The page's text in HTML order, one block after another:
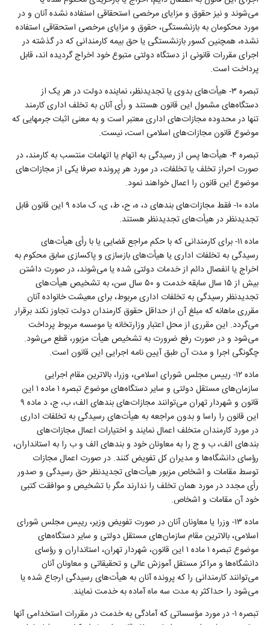
می‌شوند و نیز حقوق و مزایای مرخصی استحقاقی استفاده نشده آنان و در
مورد محکومان به بازنشستگی، حقوق و مزایای مرخصی استحقاقی استفاده
نشده، همچنین کسور بازنشستگی یا حق بیمه کارمندانی که در گذشته در
اجرای مقررات قانونی از دستگاه دولتی متبوع خود اخراج گردیده اند، قابل
پرداخت است.
تبصره ۳- هیأت‌های بدوی یا ‌‌تجدیدنظر، نماینده دولت در هر یک از
دستگاه‌های مشمول این قانون هستند و‌ رأی آنان به تخلف اداری کارمند
تنها در محدوده ‌مجازات‌های اداری معتبر است و به معنی اثبات جرمهایی که
موضوع قانون ‌مجازات‌های اسلامی است، نیست.
تبصره ۴- هیأت‌ها پس از رسیدگی به اتهام یا اتهامات منتسب به کارمند، در
صورت احراز تخلف یا تخلفات، در مورد هر پرونده صرفا یکی از ‌مجازات‌های
موضوع این قانون را اعمال خواهند نمود.
ماده ۱۰- فقط ‌مجازات‌های بندهای د، ه، ح، ط، ی، ک ماده ۹ این قانون قابل
‌‌تجدیدنظر در هیأت‌های تجدیدنظر هستند.
ماده ۱۱- برای کارمندانی که با حکم مراجع قضایی یا با‌ رأی هیأت‌های
رسیدگی به تخلفات اداری یا هیأت‌های بازسازی و پاکسازی سابق محکوم به
اخراج یا انفصال دائم از خدمات دولتی شده یا می‌شوند، در صورت داشتن
بیش از ۱۵ سال سابقه خدمت و ۵۰ سال سن، به تشخیص هیأت‌های
‌‌تجدیدنظر رسیدگی به تخلفات اداری مربوط، برای معیشت خانواده آنان
مقرری ماهانه که مبلغ آن از حداقل حقوق کارمندان دولت تجاوز نکند برقرار
می‌گردد. این مقرری از محل اعتبار وزارتخانه یا موسسه مربوط پرداخت
می‌شود و در صورت رفع ضرورت به تشخیص هیأت مزبور، قطع می‌شود.
چگونگی اجرا و مدت آن طبق آیین نامه اجرایی این قانون است.
ماده ۱۲- رییس مجلس شورای اسلامی، وزرا، بالاترین مقام اجرایی
‌‌سازمان‌های مستقل دولتی و سایر دستگاه‌های موضوع تبصره ۱ ماده ۱ این
قانون و شهردار تهران می‌توانند ‌مجازات‌های بندهای الف، ب، ج، د ماده ۹
این قانون را راسا و بدون مراجعه به هیأت‌های رسیدگی به تخلفات اداری
در مورد کارمندان متخلف اعمال نمایند و اختیارات اعمال ‌مجازات‌های
بندهای الف، ب و ج را به معاونان خود و بندهای الف و ب را به استانداران،
‌‌رؤسای دانشگاه‌‌ها و مدیران کل تفویض کنند. در صورت اعمال مجازات
توسط مقامات و اشخاص مزبور هیأت‌های ‌‌تجدیدنظر حق رسیدگی و صدور‌
رأی مجدد در مورد همان تخلف را ندارند مگر با تشخیص و موافقت کتبی
خود آن مقامات و اشخاص.
ماده ۱۳- وزرا یا معاونان آنان در صورت تفویض وزیر، رییس مجلس شورای
اسلامی، بالاترین مقام ‌‌سازمان‌های مستقل دولتی و سایر دستگاه‌های
موضوع تبصره ۱ ماده ۱ این قانون، شهردار تهران، استانداران و ‌‌رؤسای
دانشگاه‌‌ها و مراکز مستقل آموزش عالی و تحقیقاتی و معاونان آنان
می‌توانند کارمندانی را که پرونده آنان به هیأت‌های رسیدگی ارجاع شده یا
می‌شود را حداکثر به مدت سه ماه آماده به خدمت نمایند.
تبصره ۱- در مورد ‌‌مؤسساتی که آمادگی به خدمت در مقررات استخدامی آنها